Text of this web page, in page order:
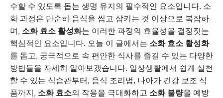
수할 수 있도록 돕는 생명 유지의 필수적인 요소입니다. 소
화 과정은 단순히 음식을 씹고 삼키는 것 이상으로 복잡하
며, 소화 효소 활성화는 이러한 과정의 효율성을 결정짓는
핵심적인 요소입니다. 오늘 이 글에서는 소화 효소 활성화
를 돕고, 궁극적으로 속 편안한 식사를 즐길 수 있는 다양한
방법들을 자세히 알아보겠습니다. 일상생활에서 쉽게 실천
할 수 있는 식습관부터, 음식 조리법, 나아가 건강 보조 식
품까지, 소화 효소의 작용을 극대화하고 소화 불량을 예방